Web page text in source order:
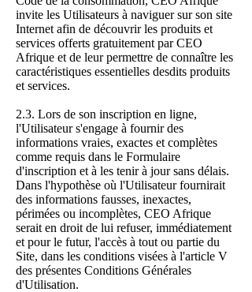
invite les Utilisateurs à naviguer sur son site
Internet afin de découvrir les produits et
services offerts gratuitement par CEO
Afrique et de leur permettre de connaître les
caractéristiques essentielles desdits produits
et services.
2.3. Lors de son inscription en ligne,
l'Utilisateur s'engage à fournir des
informations vraies, exactes et complètes
comme requis dans le Formulaire
d'inscription et à les tenir à jour sans délais.
Dans l'hypothèse où l'Utilisateur fournirait
des informations fausses, inexactes,
périmées ou incomplètes, CEO Afrique
serait en droit de lui refuser, immédiatement
et pour le futur, l'accès à tout ou partie du
Site, dans les conditions visées à l'article V
des présentes Conditions Générales
d'Utilisation.